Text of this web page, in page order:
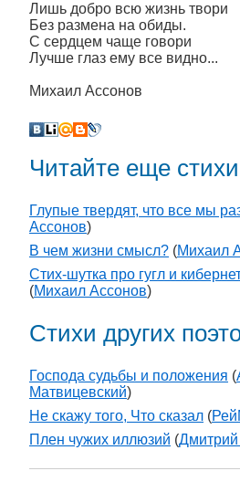
Лишь добро всю жизнь твори
Без размена на обиды.
С сердцем чаще говори
Лучше глаз ему все видно...
Михаил Ассонов
Читайте еще стихи
Глупые твердят, что все мы
Ассонов)
В чем жизни смысл? (Михаил
Стих-шутка про гугл и
(Михаил Ассонов)
Стихи других
Господа судьбы и положения (
Матвицевский)
Не скажу того, Что сказал (
Плен чужих иллюзий (